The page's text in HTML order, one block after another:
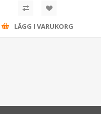
LÄGG I VARUKORG